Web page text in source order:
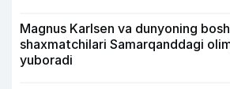
Magnus Karlsen va dunyoning
shaxmatchilari Samarqanddagi
yuboradi